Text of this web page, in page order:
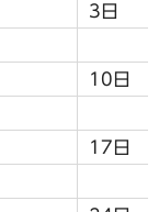
3日
10日
17日